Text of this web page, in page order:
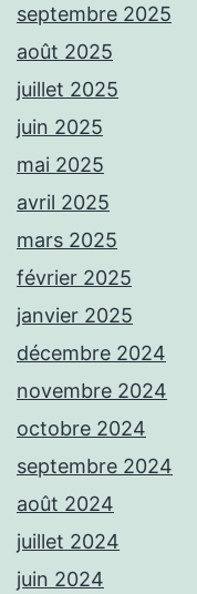
septembre 2025
août 2025
juillet 2025
juin 2025
mai 2025
avril 2025
mars 2025
février 2025
janvier 2025
décembre 2024
novembre 2024
octobre 2024
septembre 2024
août 2024
juillet 2024
juin 2024